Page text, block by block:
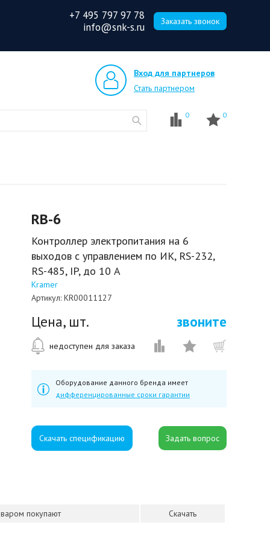
+7 495 797 97 78
info@snk-s.ru
Заказать звонок
Вход для партнеров
Стать партнером
0 0
RB-6
Контроллер электропитания на 6
выходов с управлением по ИК, RS-232,
RS-485, IP, до 10 А
Kramer
Артикул: KR00011127
Цена, шт. звоните
недоступен для заказа
Оборудование данного бренда имеет
дифференцированные сроки гарантии
Скачать спецификацию
покупают Скачать